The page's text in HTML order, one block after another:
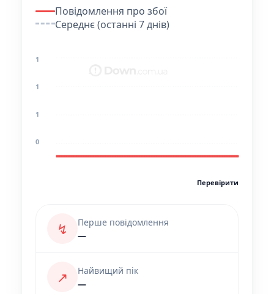
Повідомлення про збої
Середнє (останні 7 днів)
1
1
1
0
Перевірити
↯
Перше повідомлення
—
↗
Найвищий пік
—